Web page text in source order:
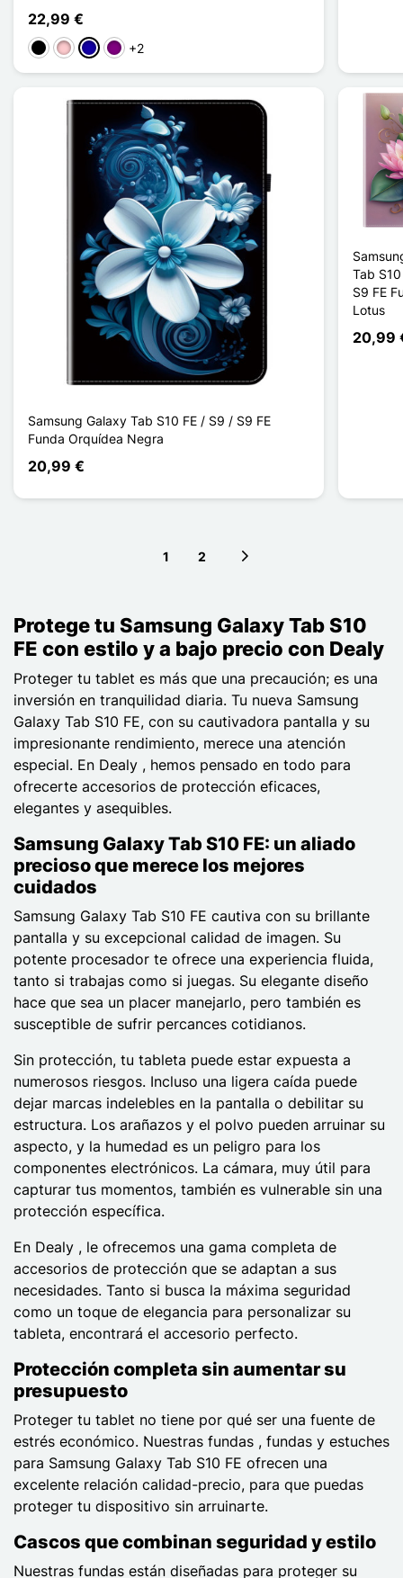
22,99 €
NegroRosaAzul oscuro
Púrpura
+2
Samsung Galaxy Tab S10 FE / S9 / S9 FE
Funda Orquídea Negra
20,99 €
Tab
S9 FE
Lotus
20,99
1 2
Protege tu Samsung Galaxy Tab S10
FE con estilo y a bajo precio con Dealy
Proteger tu tablet es más que una precaución; es una
inversión en tranquilidad diaria. Tu nueva Samsung
Galaxy Tab S10 FE, con su cautivadora pantalla y su
impresionante rendimiento, merece una atención
especial. En Dealy , hemos pensado en todo para
ofrecerte accesorios de protección eficaces,
elegantes y asequibles.
Samsung Galaxy Tab S10 FE: un aliado
precioso que merece los mejores
cuidados
Samsung Galaxy Tab S10 FE cautiva con su brillante
pantalla y su excepcional calidad de imagen. Su
potente procesador te ofrece una experiencia fluida,
tanto si trabajas como si juegas. Su elegante diseño
hace que sea un placer manejarlo, pero también es
susceptible de sufrir percances cotidianos.
Sin protección, tu tableta puede estar expuesta a
numerosos riesgos. Incluso una ligera caída puede
dejar marcas indelebles en la pantalla o debilitar su
estructura. Los arañazos y el polvo pueden arruinar su
aspecto, y la humedad es un peligro para los
componentes electrónicos. La cámara, muy útil para
capturar tus momentos, también es vulnerable sin una
protección específica.
En Dealy , le ofrecemos una gama completa de
accesorios de protección que se adaptan a sus
necesidades. Tanto si busca la máxima seguridad
como un toque de elegancia para personalizar su
tableta, encontrará el accesorio perfecto.
Protección completa sin aumentar su
presupuesto
Proteger tu tablet no tiene por qué ser una fuente de
estrés económico. Nuestras fundas , fundas y estuches
para Samsung Galaxy Tab S10 FE ofrecen una
excelente relación calidad-precio, para que puedas
proteger tu dispositivo sin arruinarte.
Cascos que combinan seguridad y estilo
Nuestras fundas están diseñadas para proteger su